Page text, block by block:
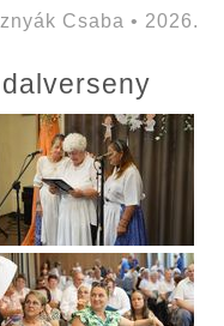
Csaba • 2026.